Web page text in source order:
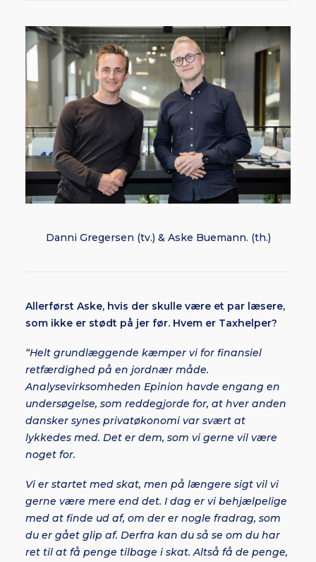
Danni Gregersen (tv.) & Aske Buemann. (th.)
Allerførst Aske, hvis der skulle være et par læsere,
som ikke er stødt på jer før. Hvem er Taxhelper?
“Helt grundlæggende kæmper vi for finansiel
retfærdighed på en jordnær måde.
Analysevirksomheden Epinion havde engang en
undersøgelse, som reddegjorde for, at hver anden
dansker synes privatøkonomi var svært at
lykkedes med. Det er dem, som vi gerne vil være
noget for.
Vi er startet med skat, men på længere sigt vil vi
gerne være mere end det. I dag er vi behjælpelige
med at finde ud af, om der er nogle fradrag, som
du er gået glip af. Derfra kan du så se om du har
ret til at få penge tilbage i skat. Altså få de penge,